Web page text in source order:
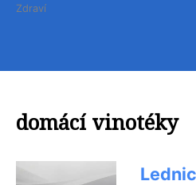
Zdraví
domácí vinotéky